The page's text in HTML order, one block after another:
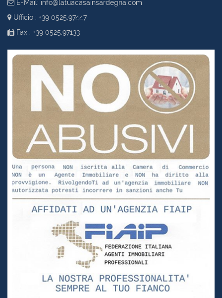
E-Mail: info@latuacasainsardegna.com
Ufficio : +39 0525.97447
Fax : +39 0525.97133